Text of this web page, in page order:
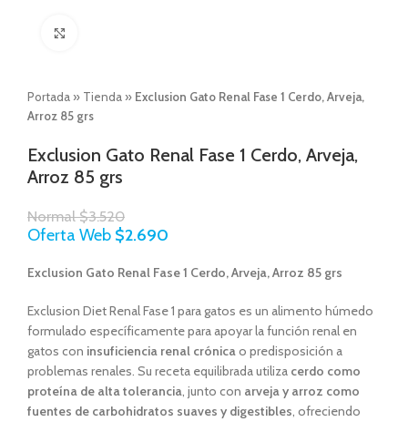
Portada » Tienda » Exclusion Gato Renal Fase 1 Cerdo, Arveja,
Arroz 85 grs
Exclusion Gato Renal Fase 1 Cerdo, Arveja,
Arroz 85 grs
Normal$3.520
Oferta Web $2.690
Exclusion Gato Renal Fase 1 Cerdo, Arveja, Arroz 85 grs
Exclusion Diet Renal Fase 1 para gatos es un alimento húmedo
formulado específicamente para apoyar la función renal en
gatos con insuficiencia renal crónicao predisposición a
problemas renales. Su receta equilibrada utiliza cerdo como
proteína de alta tolerancia, junto con arveja y arroz como
fuentes de carbohidratos suaves y digestibles, ofreciendo